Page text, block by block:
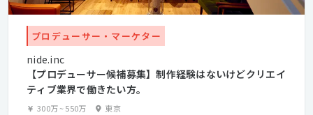
プロデューサー・マーケター
nide.inc
【プロデューサー候補募集】制作経験はないけどクリエイ
ティブ業界で働きたい方。
300万~550万 東京